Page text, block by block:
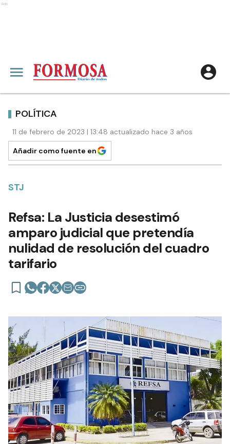
Ads
POLÍTICA
11 de febrero de 2023 | 13:48 actualizado hace 3 años
Añadir como fuente en
STJ
Refsa: La Justicia desestimó
amparo judicial que pretendía
nulidad de resolución del cuadro
tarifario